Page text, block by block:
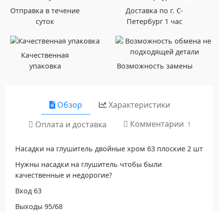
Отправка в течение
суток
Доставка по г. С-
Петербург 1 час
Качественная
упаковка
Возможность замены
Обзор
Характеристики
Оплата и доставка
Комментарии 1
Насадки на глушитель двойные хром 63 плоские 2 шт
Нужны насадки на глушитель чтобы были
качественные и недорогие?
Вход 63
Выходы 95/68